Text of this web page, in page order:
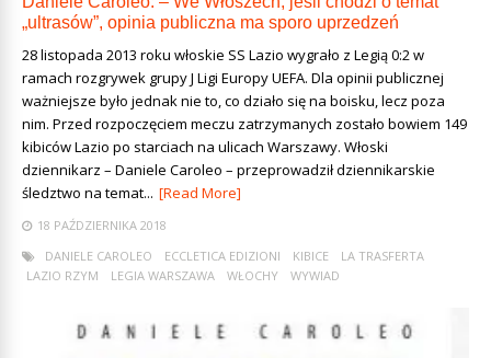
„ultrasów”, opinia publiczna ma sporo uprzedzeń
28 listopada 2013 roku włoskie SS Lazio wygrało z Legią 0:2 w
ramach rozgrywek grupy J Ligi Europy UEFA. Dla opinii publicznej
ważniejsze było jednak nie to, co działo się na boisku, lecz poza
nim. Przed rozpoczęciem meczu zatrzymanych zostało bowiem 149
kibiców Lazio po starciach na ulicach Warszawy. Włoski
dziennikarz – Daniele Caroleo – przeprowadził dziennikarskie
śledztwo na temat... [Read More]
18 PAŹDZIERNIKA 2018
DANIELE CAROLEO
ECCLETICA EDIZIONI KIBICE
LA TRASFERTA
LAZIO RZYM
LEGIA WARSZAWA WŁOCHY WYWIAD